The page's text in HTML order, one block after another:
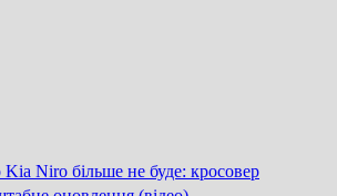
Niro більше не буде: кросовер